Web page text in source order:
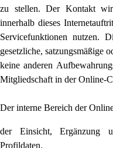
zu stellen. Der Kontakt
innerhalb dieses
Servicefunktionen nutzen.
gesetzliche, satzungsmäßige
keine anderen
Mitgliedschaft in der Online-
Der interne Bereich der
der Einsicht, Ergänzung
Profildaten.